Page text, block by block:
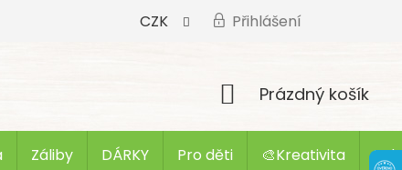
CZK Přihlášení
Nákupní
Prázdný košík
Záliby DÁRKY Pro děti 🎨Kreativita